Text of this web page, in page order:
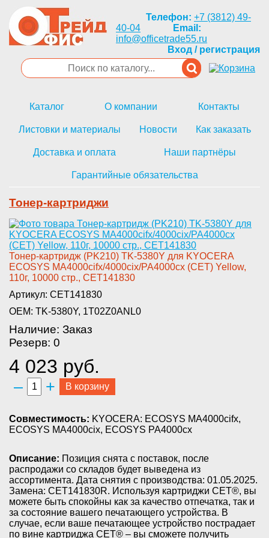
Телефон: +7 (3812) 49-
40-04
Email:
info@officetrade55.ru
Вход / регистрация
Каталог О компании Контакты
Листовки и материалы Новости Как заказать
Доставка и оплата Наши партнёры
Гарантийные обязательства
Тонер-картриджи
­Тонер-картридж (PK210) TK-5380­Y для KYOCERA
ECOSYS MA4000cif­x/4000cix/PA4000cx (CET) Yello­w,
110г, 10000 стр., CET141830­
Артикул: CET141830
OEM: TK-5380Y, 1T02Z0ANL0
Наличие: Заказ
Резерв: 0
4 023 руб.
– + В корзину
Совместимость: KYOCERA: ECOSYS MA4000cifx,
ECOSYS MA4000cix, ECOSYS PA4000cx
Описание: Позиция снята с поставок, после
распродажи со складов будет выведена из
ассортимента. Дата снятия с производства: 01.05.2025.
Замена: CET141830R. Используя картриджи СЕТ®, вы
можете быть спокойны как за качество отпечатка, так и
за состояние вашего печатающего устройства. В
случае, если ваше печатающее устройство пострадает
по вине картриджа СЕТ® – вы сможете получить